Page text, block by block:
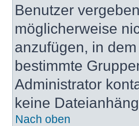
Benutzer
möglicherweise
anzufügen, in
bestimmte
Administrator
keine
Nach oben